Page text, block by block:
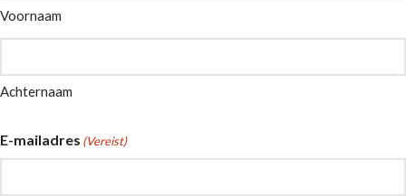
Voornaam
Achternaam
E-mailadres (Vereist)